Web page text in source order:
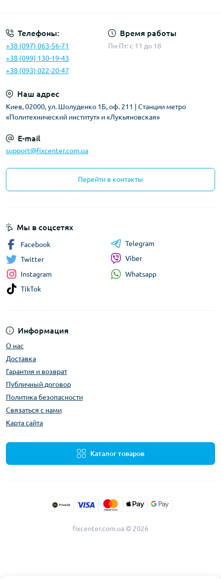
Телефоны:
+38 (097) 063-56-71
+38 (099) 130-19-43
+38 (093) 022-20-47
Время работы
Пн-Пт: c 11 до 18
Наш адрес
Киев, 02000, ул. Шолуденко 1Б, оф. 211 | Станции метро
«Политехнический институт» и «Лукьяновская»
E-mail
support@fixcenter.com.ua
Перейти в контакты
Информация
О нас
Доставка
Гарантия и возврат
Публичный договор
Политика безопасности
Связаться с нами
Карта сайта
Каталог товаров
Мы в соцсетях
Facebook
Twitter
Instagram
TikTok
Telegram
Viber
Whatsapp
fixcenter.com.ua © 2026